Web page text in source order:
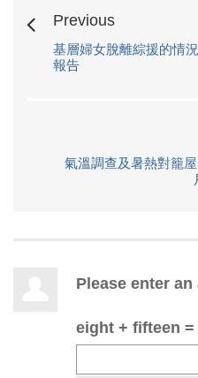
Previous
基層婦女脫離綜援的情
報告
氣溫調查及暑熱對籠
Please enter
eight + fifteen =